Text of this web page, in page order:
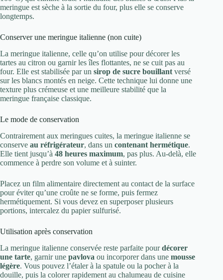
meringue est sèche à la sortie du four, plus elle se conserve
longtemps.
Conserver une meringue italienne (non cuite)
La meringue italienne, celle qu’on utilise pour décorer les
tartes au citron ou garnir les îles flottantes, ne se cuit pas au
four. Elle est stabilisée par un sirop de sucre bouillant versé
sur les blancs montés en neige. Cette technique lui donne une
texture plus crémeuse et une meilleure stabilité que la
meringue française classique.
Le mode de conservation
Contrairement aux meringues cuites, la meringue italienne se
conserve au réfrigérateur, dans un contenant hermétique.
Elle tient jusqu’à 48 heures maximum, pas plus. Au-delà, elle
commence à perdre son volume et à suinter.
Placez un film alimentaire directement au contact de la surface
pour éviter qu’une croûte ne se forme, puis fermez
hermétiquement. Si vous devez en superposer plusieurs
portions, intercalez du papier sulfurisé.
Utilisation après conservation
La meringue italienne conservée reste parfaite pourdécorer
une tarte, garnir une pavlova ou incorporer dans une mousse
légère. Vous pouvez l’étaler à la spatule ou la pocher à la
douille, puis la colorer rapidement au chalumeau de cuisine